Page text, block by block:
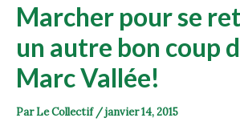
Marcher pour se
un autre bon coup
Marc Vallée!
ParLe Collectif /janvier 14, 2015